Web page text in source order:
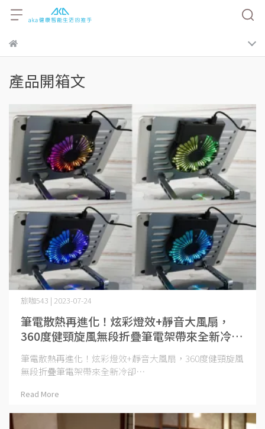
產品開箱文
筆電散熱再進化！炫彩燈效+靜音大風扇，
360度健頸旋風無段折疊筆電架帶來全新冷卻
體驗
旅咖543 | 2023-07-24
筆電散熱再進化！炫彩燈效+靜音大風扇，360度健頸旋風
無段折疊筆電架帶來全新冷卻⋯
Read More